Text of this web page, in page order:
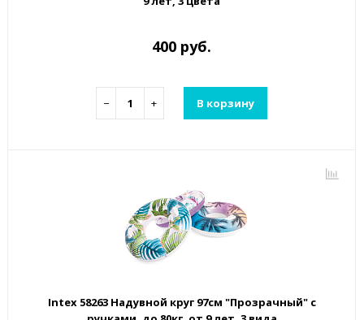
400 руб.
− + В корзину
Intex 58263 Надувной круг 97см "Прозрачный" с